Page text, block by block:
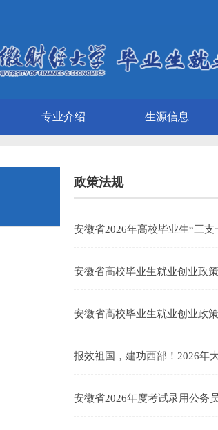
专业介绍 生源信息
政策法规
安徽省2026年高校毕业生“三
安徽省高校毕业生就业创业政
安徽省高校毕业生就业创业政
报效祖国，建功西部！2026年
安徽省2026年度考试录用公务